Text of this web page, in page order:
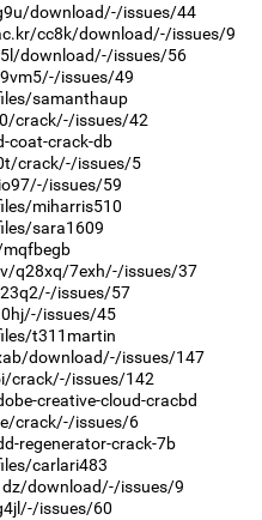
download/-/issues/44
cc8k/download/-/issues/9
download/-/issues/56
issues/49
samanthaup
crack/-/issues/42
coat-crack-db
crack/-/issues/5
issues/59
miharris510
sara1609
q28xq/7exh/-/issues/37
issues/57
issues/45
t311martin
download/-/issues/147
crack/-/issues/142
creative-cloud-cracbd
crack/-/issues/6
regenerator-crack-7b
carlari483
download/-/issues/9
issues/60